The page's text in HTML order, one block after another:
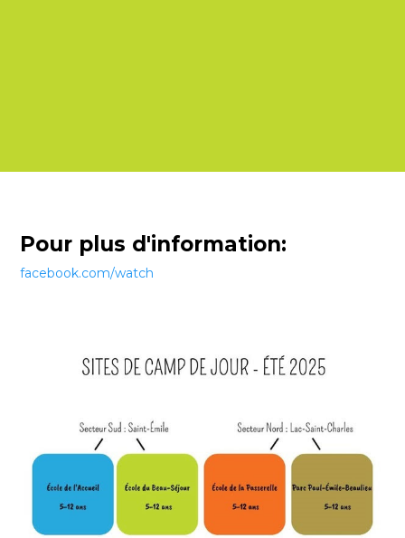
Pour plus d'information:
facebook.com/watch